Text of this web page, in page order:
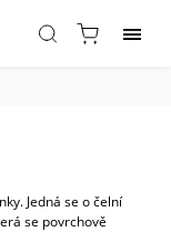
Jedná se o čelní
se povrchově